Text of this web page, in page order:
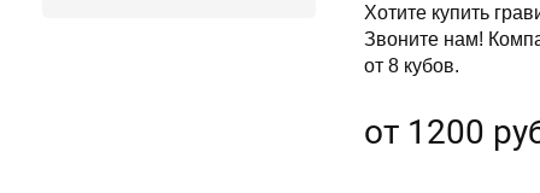
Хотите купить
Звоните нам!
от 8 кубов.
от 1200